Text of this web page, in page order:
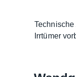
Irrtümer